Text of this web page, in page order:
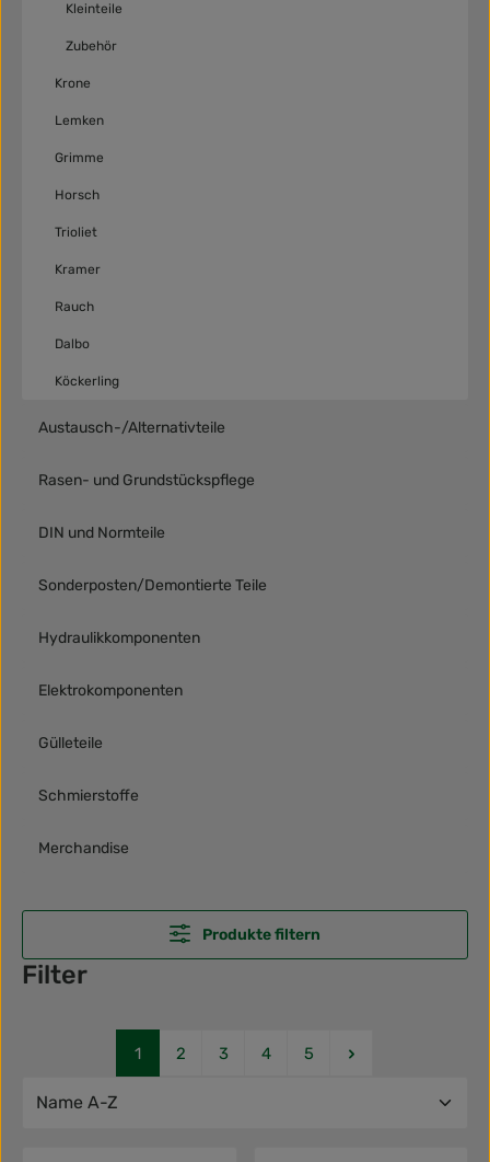
Kleinteile
Zubehör
Krone
Lemken
Grimme
Horsch
Trioliet
Kramer
Rauch
Dalbo
Köckerling
Austausch-/Alternativteile
Rasen- und Grundstückspflege
DIN und Normteile
Sonderposten/Demontierte Teile
Hydraulikkomponenten
Elektrokomponenten
Gülleteile
Schmierstoffe
Merchandise
Produkte filtern
Filter
Seite
1 Seite
2 Seite
3 Seite
4 Seite
5